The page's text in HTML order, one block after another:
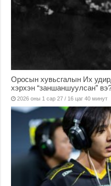
Оросын хувьсгалын Их
хэрхэн “заншаншуулсан”
2026 оны 1 сар 27 / 16 цаг 40 минут